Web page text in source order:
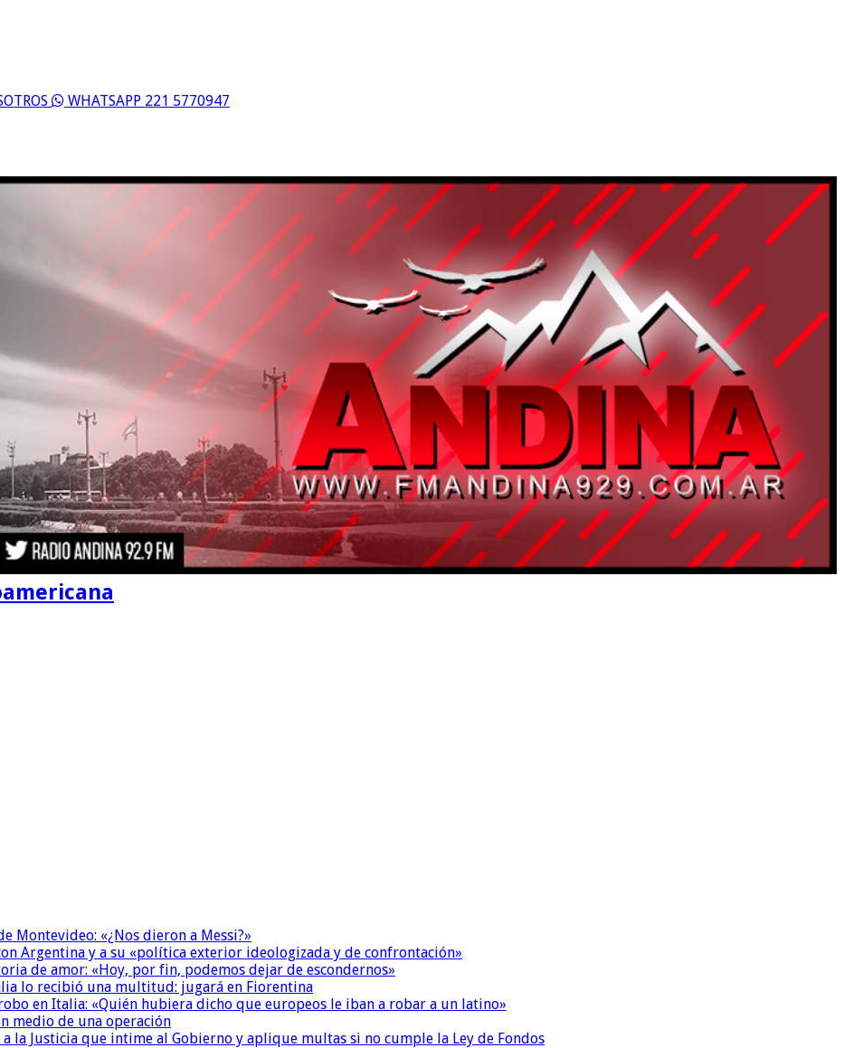
WHATSAPP 221 5770947
Montevideo: «¿Nos dieron a Messi?»
Argentina y a su «política exterior ideologizada y de confrontación»
de amor: «Hoy, por fin, podemos dejar de escondernos»
lo recibió una multitud: jugará en Fiorentina
en Italia: «Quién hubiera dicho que europeos le iban a robar a un latino»
medio de una operación
la Justicia que intime al Gobierno y aplique multas si no cumple la Ley de Fondos